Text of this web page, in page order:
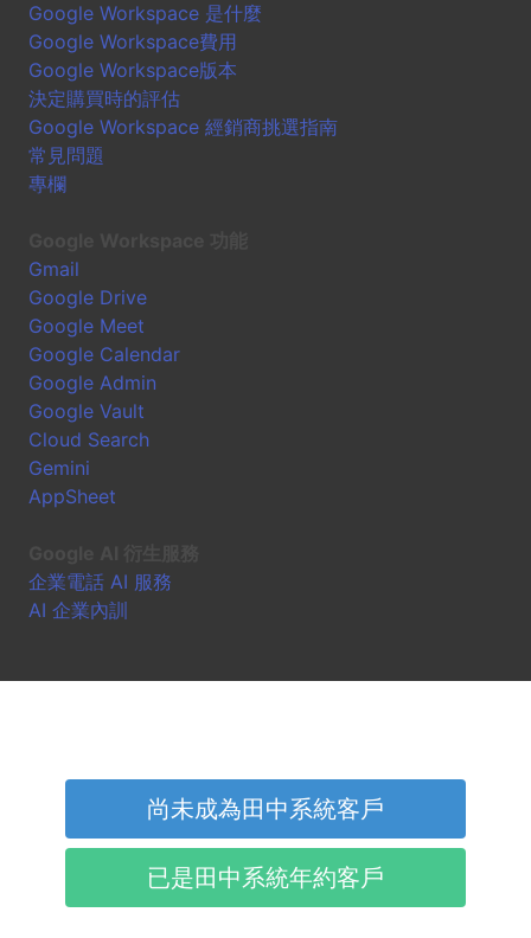
Google Workspace 是什麼
Google Workspace費用
Google Workspace版本
決定購買時的評估
Google Workspace 經銷商挑選指南
常見問題
專欄
Gmail
Google Drive
Google Meet
Google Calendar
Google Admin
Google Vault
Cloud Search
Gemini
AppSheet
企業電話 AI 服務
AI 企業內訓
尚未成為田中系統客戶
已是田中系統年約客戶